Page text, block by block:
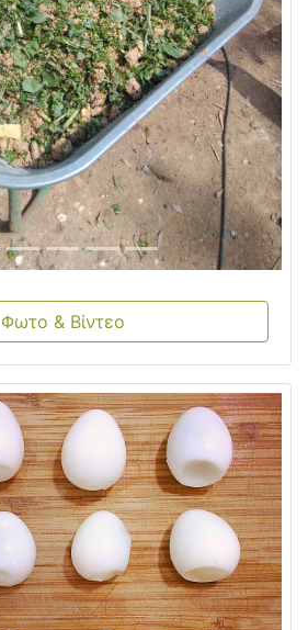
Φωτο & Βίντεο